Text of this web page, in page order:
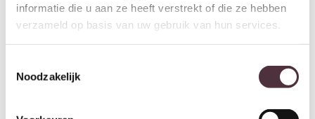
informatie die u aan ze heeft verstrekt of die ze hebben
verzameld op basis van uw gebruik van hun services.
Noodzakelijk